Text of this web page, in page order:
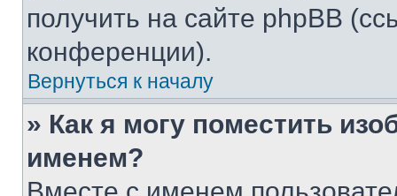
получить на сайте phpBB
конференции).
Вернуться к началу
» Как я могу поместить
именем?